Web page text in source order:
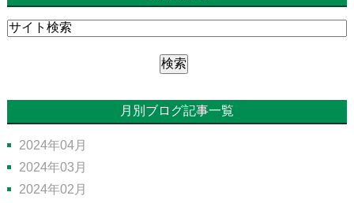
月別ブログ記事一覧
2024年04月
2024年03月
2024年02月